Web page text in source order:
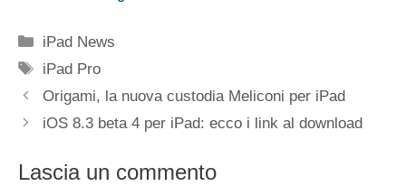
Categorie
iPad News
Tag
iPad Pro
Origami, la nuova custodia Meliconi per iPad
iOS 8.3 beta 4 per iPad: ecco i link al download
Lascia un commento